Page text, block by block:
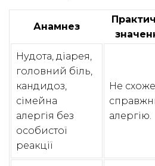
Анамнез
Нудота, діарея,
головний біль,
кандидоз,
сімейна
алергія без
особистої
реакції
Не
алергію.